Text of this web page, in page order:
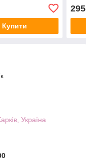
Купити
295
Україна